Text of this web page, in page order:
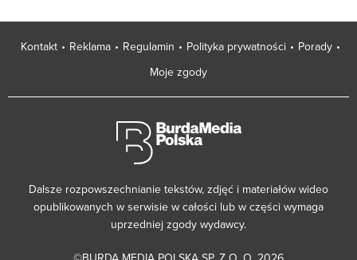
Kontakt Reklama Regulamin Polityka prywatności
Porady
Moje zgody
Dalsze rozpowszechnianie tekstów, zdjęć i materiałów wideo
opublikowanych w serwisie w całości lub w części wymaga
uprzedniej zgody wydawcy.